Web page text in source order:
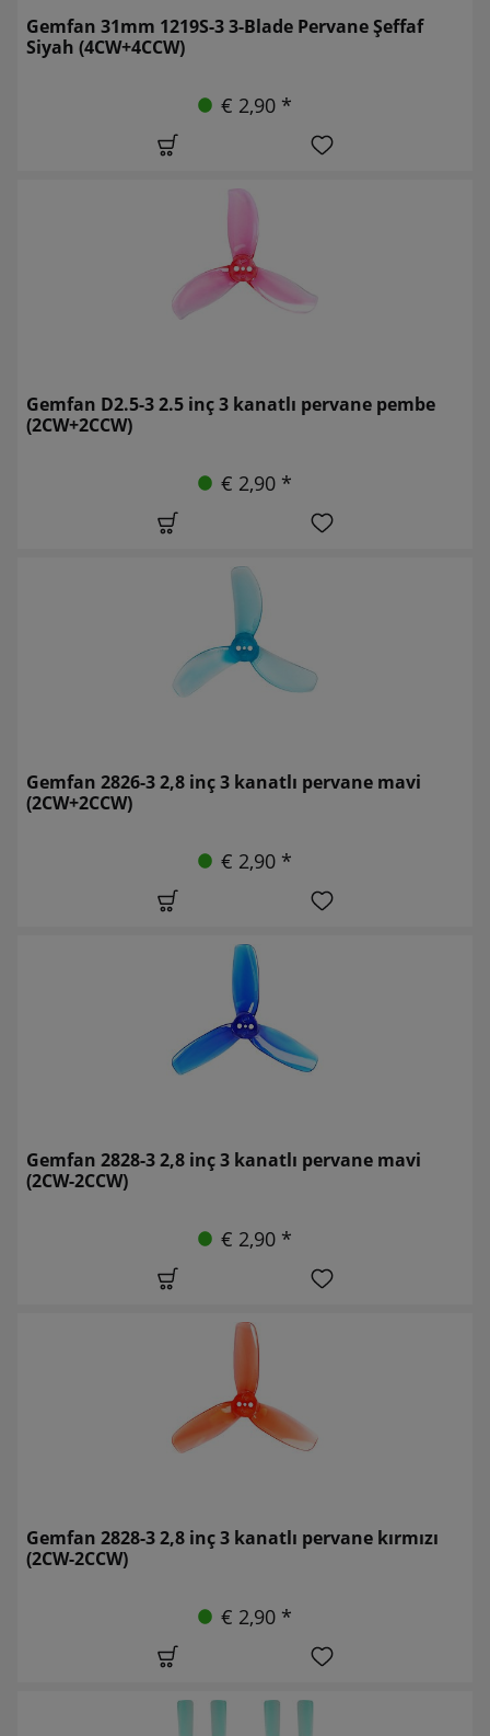
Gemfan 31mm 1219S-3 3-Blade Pervane Şeffaf
Siyah (4CW+4CCW)
€ 2,90 *
Gemfan D2.5-3 2.5 inç 3 kanatlı pervane pembe
(2CW+2CCW)
€ 2,90 *
Gemfan 2826-3 2,8 inç 3 kanatlı pervane mavi
(2CW+2CCW)
€ 2,90 *
Gemfan 2828-3 2,8 inç 3 kanatlı pervane mavi
(2CW-2CCW)
€ 2,90 *
Gemfan 2828-3 2,8 inç 3 kanatlı pervane kırmızı
(2CW-2CCW)
€ 2,90 *